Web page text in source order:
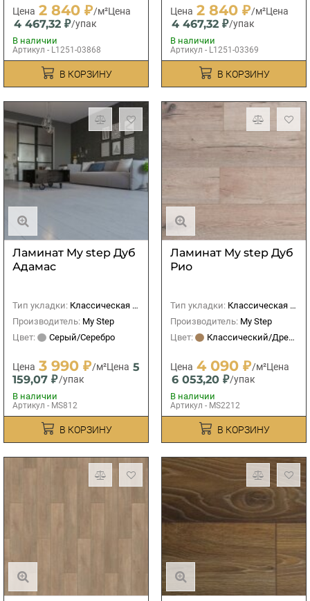
Цена 2 840 ₽/м²Цена
4 467,32 ₽/упак
В наличии
Артикул - L1251-03868
В КОРЗИНУ
Цена 2 840 ₽/м²Цена
4 467,32 ₽/упак
В наличии
Артикул - L1251-03369
В КОРЗИНУ
Ламинат My step Дуб
Адамас
Тип укладки: Классическая (прямая)
Производитель: My Step
Цвет:
Серый/Серебро
Цена 3 990 ₽/м²Цена 5
159,07 ₽/упак
В наличии
Артикул - MS812
В КОРЗИНУ
Ламинат My step Дуб
Рио
Тип укладки: Классическая (прямая)
Производитель: My Step
Цвет:
Классический/Древесный
Цена 4 090 ₽/м²Цена
6 053,20 ₽/упак
В наличии
Артикул - MS2212
В КОРЗИНУ